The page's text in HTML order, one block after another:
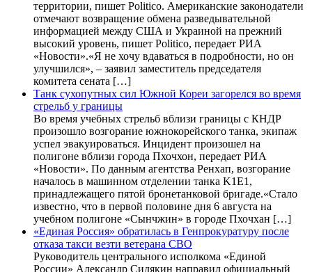
территории, пишет Politico. Американские законодатели
отмечают возвращение обмена разведывательной
информацией между США и Украиной на прежний
высокий уровень, пишет Politico, передает РИА
«Новости».«Я не хочу вдаваться в подробности, но он
улучшился», – заявил заместитель председателя
комитета сената […]
Танк сухопутных сил Южной Кореи загорелся во время
стрельб у границы
Во время учебных стрельб вблизи границы с КНДР
произошло возгорание южнокорейского танка, экипаж
успел эвакуироваться. Инцидент произошел на
полигоне вблизи города Пхочхон, передает РИА
«Новости». По данным агентства Ренхап, возгорание
началось в машинном отделении танка K1E1,
принадлежащего пятой бронетанковой бригаде.«Стало
известно, что в первой половине дня 6 августа на
учебном полигоне «Сынчжин» в городе Пхочхан […]
«Единая Россия» обратилась в Генпрокуратуру после
отказа такси везти ветерана СВО
Руководитель центрального исполкома «Единой
России» Александр Сидякин направил официальный